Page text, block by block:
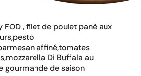
FOD , filet de poulet pané aux
affiné,tomates
Di Buffala au
gourmande de saison